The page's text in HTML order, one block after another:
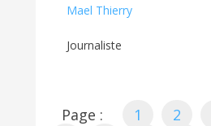
Mael Thierry
Journaliste
Page : 1 2